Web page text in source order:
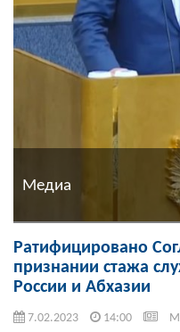
Медиа
Ратифицировано
признании стажа
России и Абхазии
7.02.2023 14:00